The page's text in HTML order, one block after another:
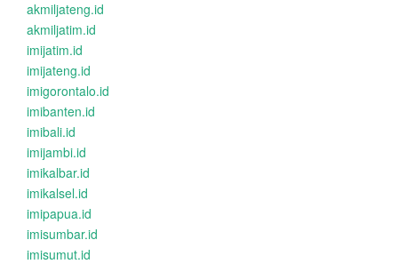
akmiljateng.id
akmiljatim.id
imijatim.id
imijateng.id
imigorontalo.id
imibanten.id
imibali.id
imijambi.id
imikalbar.id
imikalsel.id
imipapua.id
imisumbar.id
imisumut.id